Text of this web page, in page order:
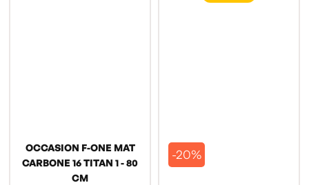
OCCASION F-ONE MAT
CARBONE 16 TITAN 1 - 80
CM
-20%